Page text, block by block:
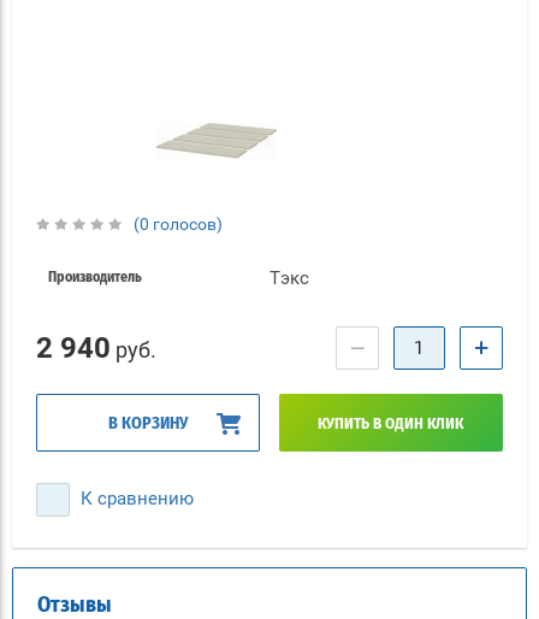
(0 голосов)
Производитель Тэкс
2 940 руб. − +
В КОРЗИНУ КУПИТЬ В ОДИН КЛИК
К сравнению
Отзывы